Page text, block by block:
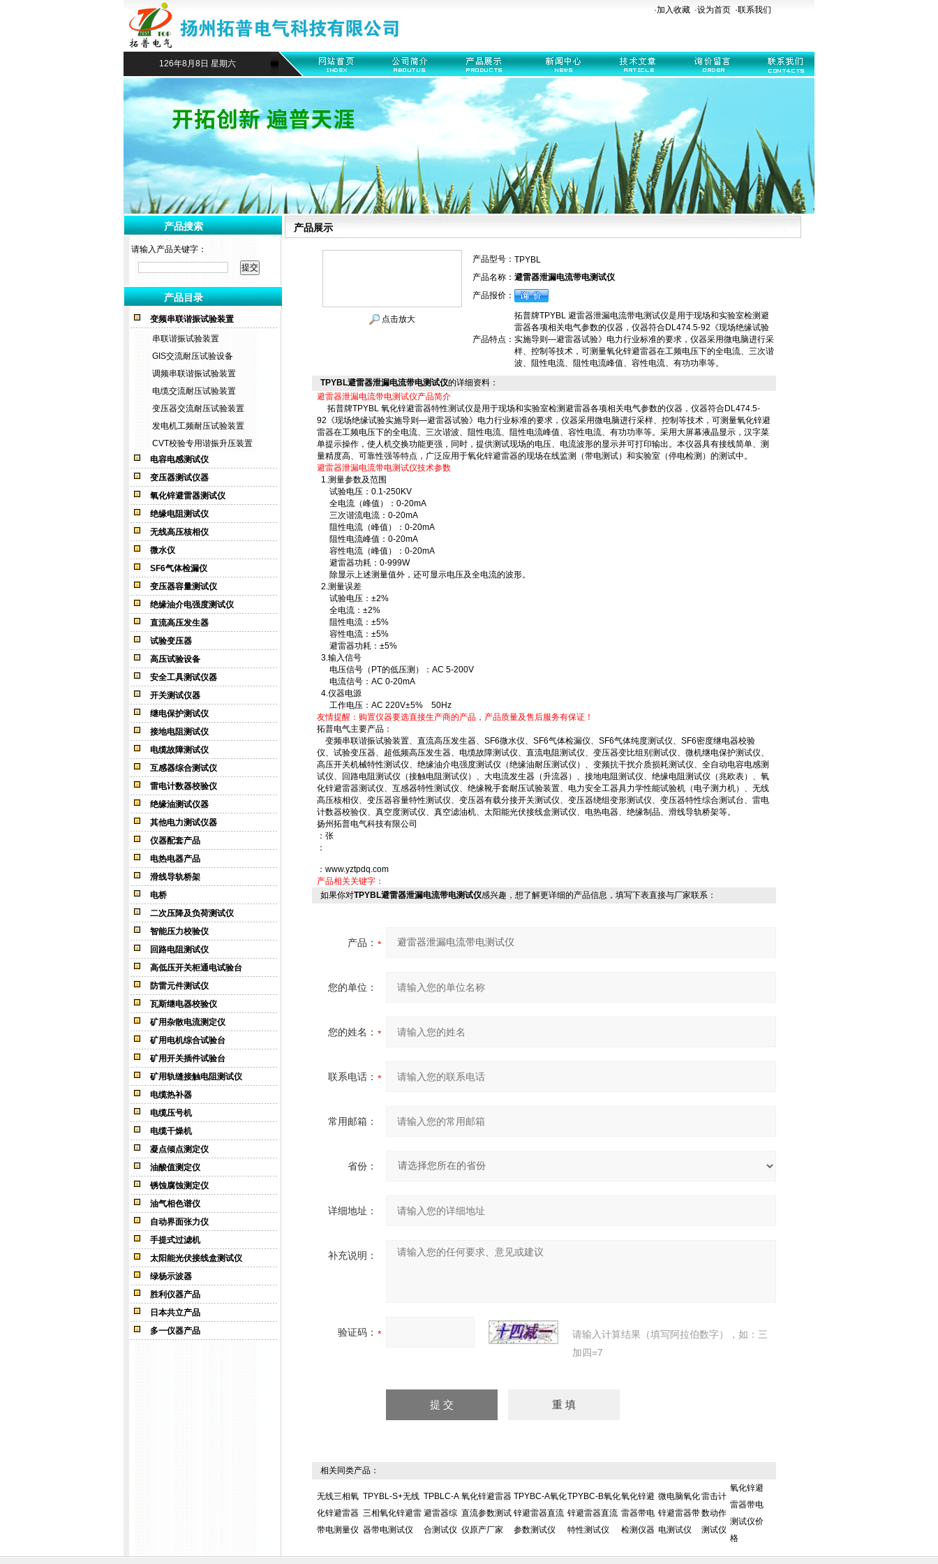
·加入收藏 ·设为首页 ·联系我们
126年8月8日 星期六
产品搜索
请输入产品关键字：
产品目录
变频串联谐振试验装置
串联谐振试验装置
GIS交流耐压试验设备
调频串联谐振试验装置
电缆交流耐压试验装置
变压器交流耐压试验装置
发电机工频耐压试验装置
CVT校验专用谐振升压装置
电容电感测试仪
变压器测试仪器
氧化锌避雷器测试仪
绝缘电阻测试仪
无线高压核相仪
微水仪
SF6气体检漏仪
变压器容量测试仪
绝缘油介电强度测试仪
直流高压发生器
试验变压器
高压试验设备
安全工具测试仪器
开关测试仪器
继电保护测试仪
接地电阻测试仪
电缆故障测试仪
互感器综合测试仪
雷电计数器校验仪
绝缘油测试仪器
其他电力测试仪器
仪器配套产品
电热电器产品
滑线导轨桥架
电桥
二次压降及负荷测试仪
智能压力校验仪
回路电阻测试仪
高低压开关柜通电试验台
防雷元件测试仪
瓦斯继电器校验仪
矿用杂散电流测定仪
矿用电机综合试验台
矿用开关插件试验台
矿用轨缝接触电阻测试仪
电缆热补器
电缆压号机
电缆干燥机
凝点倾点测定仪
油酸值测定仪
锈蚀腐蚀测定仪
油气相色谱仪
自动界面张力仪
手提式过滤机
太阳能光伏接线盒测试仪
绿杨示波器
胜利仪器产品
日本共立产品
多一仪器产品
产品展示
点击放大
产品型号： TPYBL
产品名称： 避雷器泄漏电流带电测试仪
产品报价：
产品特点：
拓普牌TPYBL 避雷器泄漏电流带电测试仪是用于现场和实验室检测避
雷器各项相关电气参数的仪器，仪器符合DL474.5-92《现场绝缘试验
实施导则—避雷器试验》电力行业标准的要求，仪器采用微电脑进行采
样、控制等技术，可测量氧化锌避雷器在工频电压下的全电流、三次谐
波、阻性电流、阻性电流峰值、容性电流、有功功率等。
TPYBL避雷器泄漏电流带电测试仪的详细资料：
避雷器泄漏电流带电测试仪产品简介
拓普牌TPYBL 氧化锌避雷器特性测试仪是用于现场和实验室检测避雷器各项相关电气参数的仪器，仪器符合DL474.5-
92《现场绝缘试验实施导则—避雷器试验》电力行业标准的要求，仪器采用微电脑进行采样、控制等技术，可测量氧化锌避
雷器在工频电压下的全电流、三次谐波、阻性电流、阻性电流峰值、容性电流、有功功率等。采用大屏幕液晶显示，汉字菜
单提示操作，使人机交换功能更强，同时，提供测试现场的电压、电流波形的显示并可打印输出。本仪器具有接线简单、测
量精度高、可靠性强等特点，广泛应用于氧化锌避雷器的现场在线监测（带电测试）和实验室（停电检测）的测试中。
避雷器泄漏电流带电测试仪技术参数
1.测量参数及范围
试验电压：0.1-250KV
全电流（峰值）：0-20mA
三次谐流电流：0-20mA
阻性电流（峰值）：0-20mA
阻性电流峰值：0-20mA
容性电流（峰值）：0-20mA
避雷器功耗：0-999W
除显示上述测量值外，还可显示电压及全电流的波形。
2.测量误差
试验电压：±2%
全电流：±2%
阻性电流：±5%
容性电流：±5%
避雷器功耗：±5%
3.输入信号
电压信号（PT的低压测）：AC 5-200V
电流信号：AC 0-20mA
4.仪器电源
工作电压：AC 220V±5% 50Hz
友情提醒：购置仪器要选直接生产商的产品，产品质量及售后服务有保证！
拓普电气主要产品：
变频串联谐振试验装置、直流高压发生器、SF6微水仪、SF6气体检漏仪、SF6气体纯度测试仪、SF6密度继电器校验
仪、试验变压器、超低频高压发生器、电缆故障测试仪、直流电阻测试仪、变压器变比组别测试仪、微机继电保护测试仪、
高压开关机械特性测试仪、绝缘油介电强度测试仪（绝缘油耐压测试仪）、变频抗干扰介质损耗测试仪、全自动电容电感测
试仪、回路电阻测试仪（接触电阻测试仪）、大电流发生器（升流器）、接地电阻测试仪、绝缘电阻测试仪（兆欧表）、氧
化锌避雷器测试仪、互感器特性测试仪、绝缘靴手套耐压试验装置、电力安全工器具力学性能试验机（电子测力机）、无线
高压核相仪、变压器容量特性测试仪、变压器有载分接开关测试仪、变压器绕组变形测试仪、变压器特性综合测试台、雷电
计数器校验仪、真空度测试仪、真空滤油机、太阳能光伏接线盒测试仪、电热电器、绝缘制品、滑线导轨桥架等。
扬州拓普电气科技有限公司
：张
：
：www.yztpdq.com
产品相关关键字：
如果你对TPYBL避雷器泄漏电流带电测试仪感兴趣，想了解更详细的产品信息，填写下表直接与厂家联系：
产品：
您的单位：
您的姓名：
联系电话：
常用邮箱：
省份：
详细地址：
补充说明：
验证码：
请输入计算结果（填写阿拉伯数字），如：三
加四=7
相关同类产品：
无线三相氧
化锌避雷器
带电测量仪
TPYBL-S+无线
三相氧化锌避雷
器带电测试仪
TPBLC-A
避雷器综
合测试仪
氧化锌避雷器
直流参数测试
仪原产厂家
TPYBC-A氧化
锌避雷器直流
参数测试仪
TPYBC-B氧化
锌避雷器直流
特性测试仪
氧化锌避
雷器带电
检测仪器
微电脑氧化
锌避雷器带
电测试仪
雷击计
数动作
测试仪
氧化锌避
雷器带电
测试仪价
格